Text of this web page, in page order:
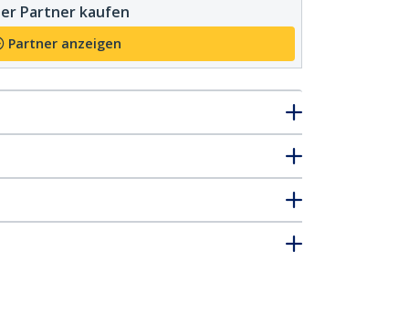
Partner kaufen
Partner anzeigen